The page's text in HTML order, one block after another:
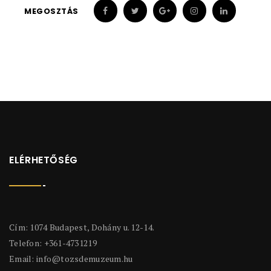
MEGOSZTÁS
ELÉRHETŐSÉG
Cím: 1074 Budapest, Dohány u. 12-14.
Telefon: +361-4731219
Email: info@tozsdemuzeum.hu